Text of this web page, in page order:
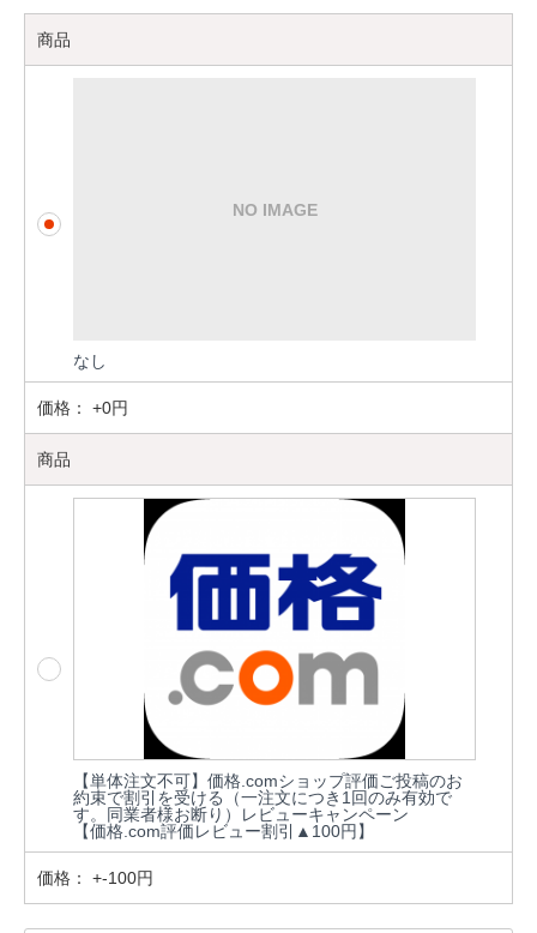
商品
なし
価格： +0円
商品
【単体注文不可】価格.comショップ評価ご投稿のお
約束で割引を受ける（一注文につき1回のみ有効で
す。同業者様お断り）レビューキャンペーン
【価格.com評価レビュー割引▲100円】
価格： +-100円